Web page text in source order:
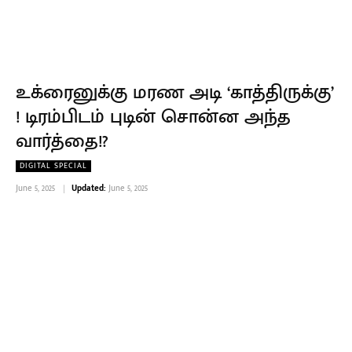
உக்ரைனுக்கு மரண அடி ‘காத்திருக்கு’
! டிரம்பிடம் புடின் சொன்ன அந்த
வார்த்தை!?
DIGITAL SPECIAL
June 5, 2025 Updated: June 5, 2025